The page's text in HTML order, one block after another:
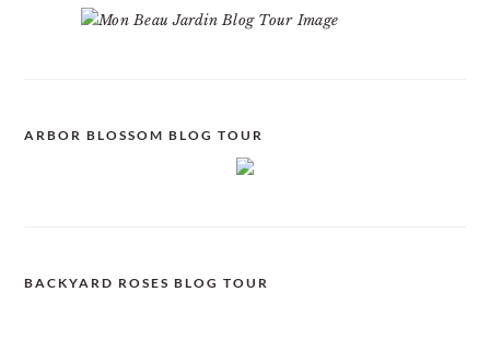
ARBOR BLOSSOM BLOG TOUR
BACKYARD ROSES BLOG TOUR